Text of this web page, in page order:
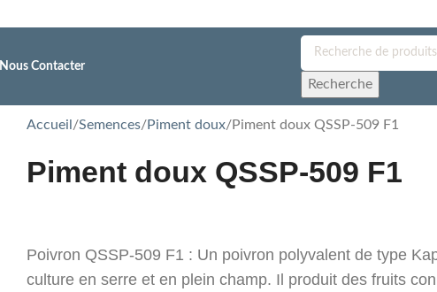
Nous Contacter
Recherche
Accueil Semences Piment doux Piment doux QSSP-509 F1
Piment doux QSSP-509 F1
Poivron QSSP-509 F1 : Un poivron polyvalent de type
culture en serre et en plein champ. Il produit des fruits